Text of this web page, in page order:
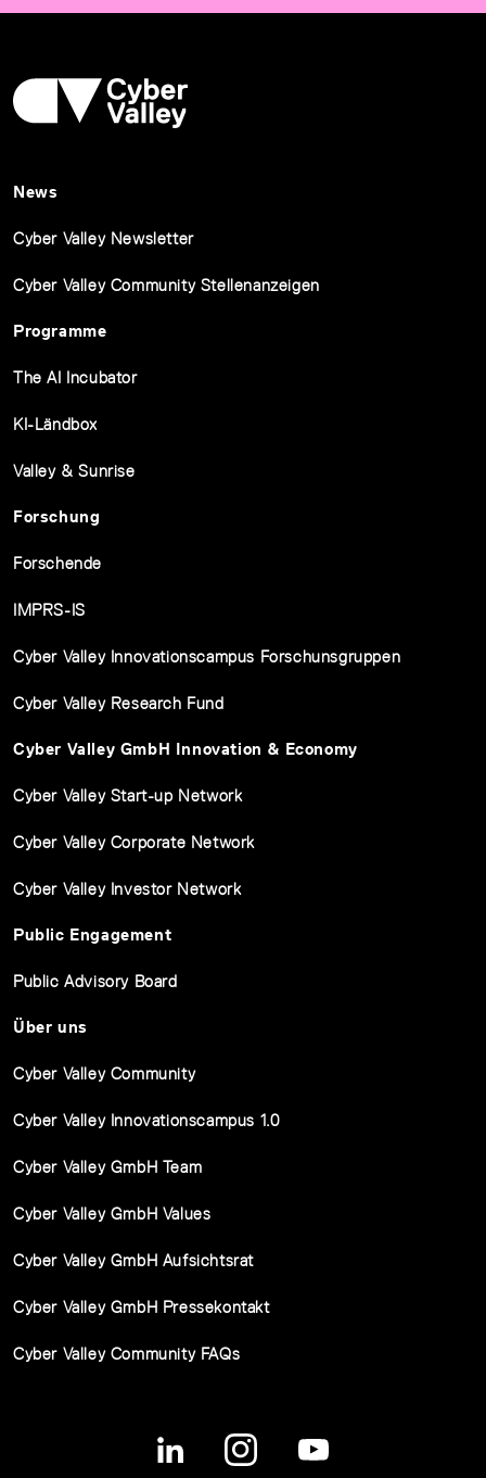
News
Cyber Valley Newsletter
Cyber Valley Community Stellenanzeigen
Programme
The AI Incubator
KI-Ländbox
Valley & Sunrise
Forschung
Forschende
IMPRS-IS
Cyber Valley Innovationscampus Forschunsgruppen
Cyber Valley Research Fund
Cyber Valley GmbH Innovation & Economy
Cyber Valley Start-up Network
Cyber Valley Corporate Network
Cyber Valley Investor Network
Public Engagement
Public Advisory Board
Über uns
Cyber Valley Community
Cyber Valley Innovationscampus 1.0
Cyber Valley GmbH Team
Cyber Valley GmbH Values
Cyber Valley GmbH Aufsichtsrat
Cyber Valley GmbH Pressekontakt
Cyber Valley Community FAQs